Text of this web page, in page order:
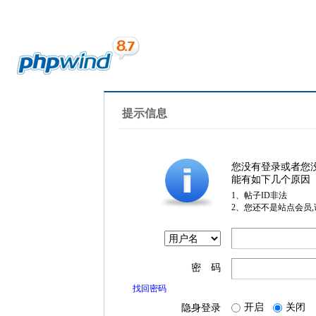
提示信息
您没有登录或者您
能有如下几个原因
1、帖子ID非法
2、您还不是站点会员
密 码
找回密码
隐身登录 开启 关闭